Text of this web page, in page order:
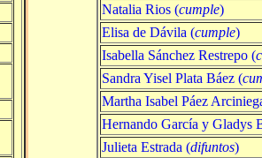
Natalia Rios (cumple)
Elisa de Dávila (cumple)
Isabella Sánchez Restrepo (
Sandra Yisel Plata Báez (
Martha Isabel Páez
Hernando García y Gladys
Julieta Estrada (difuntos)